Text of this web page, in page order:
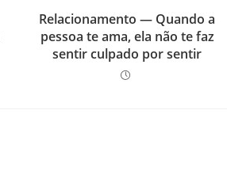
Relacionamento — Quando a
pessoa te ama, ela não te faz
sentir culpado por sentir